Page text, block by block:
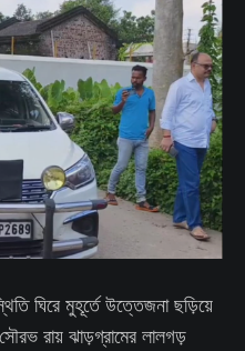
ঘিরে মুহূর্তে উত্তেজনা ছড়িয়ে
রায় ঝাড়গ্রামের লালগড়